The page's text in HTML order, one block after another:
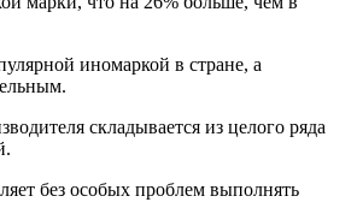
иномаркой в стране, а
складывается из целого ряда
без особых проблем выполнять